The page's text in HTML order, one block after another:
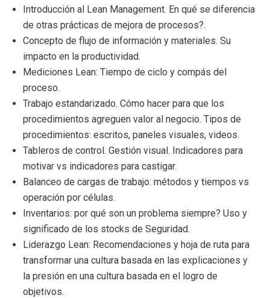
Introducción al Lean Management. En qué se diferencia
de otras prácticas de mejora de procesos?.
Concepto de flujo de información y materiales. Su
impacto en la productividad.
Mediciones Lean: Tiempo de ciclo y compás del
proceso.
Trabajo estandarizado. Cómo hacer para que los
procedimientos agreguen valor al negocio. Tipos de
procedimientos: escritos, paneles visuales, videos.
Tableros de control. Gestión visual. Indicadores para
motivar vs indicadores para castigar.
Balanceo de cargas de trabajo: métodos y tiempos vs
operación por células.
Inventarios: por qué son un problema siempre? Uso y
significado de los stocks de Seguridad.
Liderazgo Lean: Recomendaciones y hoja de ruta para
transformar una cultura basada en las explicaciones y
la presión en una cultura basada en el logro de
objetivos.